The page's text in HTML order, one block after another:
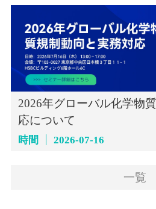
2026年グローバル化学物
応について
時間 2026-07-16
一覧